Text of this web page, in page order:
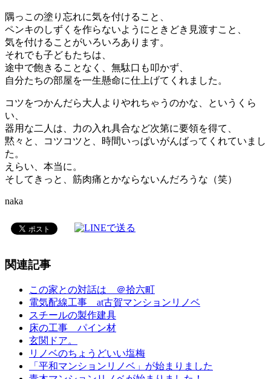
隅っこの塗り忘れに気を付けること、
ペンキのしずくを作らないようにときどき見渡すこと、
気を付けることがいろいろあります。
それでも子どもたちは、
途中で飽きることなく、無駄口も叩かず、
自分たちの部屋を一生懸命に仕上げてくれました。
コツをつかんだら大人よりやれちゃうのかな、というくら
い、
器用な二人は、力の入れ具合など次第に要領を得て、
黙々と、コツコツと、時間いっぱいがんばってくれていまし
た。
えらい、本当に。
そしてきっと、筋肉痛とかならないんだろうな（笑）
naka
関連記事
この家との対話は ＠拾六町
電気配線工事 at古賀マンションリノベ
スチールの製作建具
床の工事 パイン材
玄関ドア。
リノベのちょうどいい塩梅
「平和マンションリノベ」が始まりました